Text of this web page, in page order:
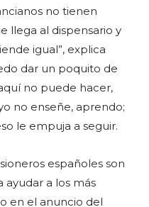
no tienen
llega al dispensario y
igual”, explica
dar un poquito de
no puede hacer,
no enseñe, aprendo;
le empuja a seguir.
españoles son
ayudar a los más
en el anuncio del